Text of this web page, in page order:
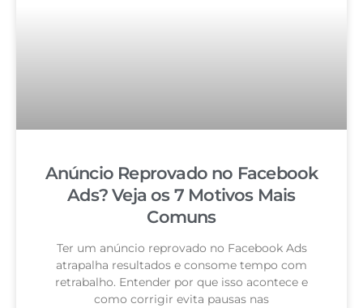
Anúncio Reprovado no Facebook
Ads? Veja os 7 Motivos Mais
Comuns
Ter um anúncio reprovado no Facebook Ads
atrapalha resultados e consome tempo com
retrabalho. Entender por que isso acontece e
como corrigir evita pausas nas